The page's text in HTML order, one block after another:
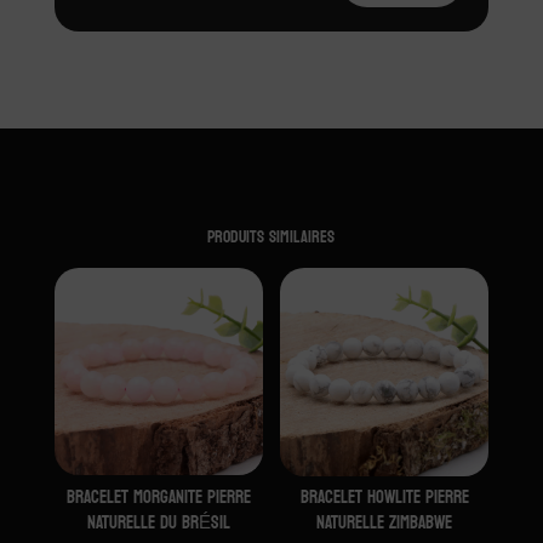
Produits similaires
BRACELET MORGANITE PIERRE
NATURELLE DU BRÉSIL
BRACELET HOWLITE PIERRE
NATURELLE ZIMBABWE